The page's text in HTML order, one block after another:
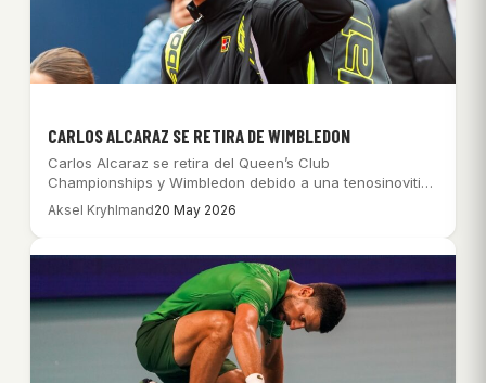
CARLOS ALCARAZ SE RETIRA DE WIMBLEDON
Carlos Alcaraz se retira del Queen’s Club
Championships y Wimbledon debido a una tenosinovitis
en…
Aksel Kryhlmand20 May 2026